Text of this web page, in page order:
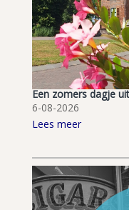
Een zomers dagje
6-08-2026
Lees meer